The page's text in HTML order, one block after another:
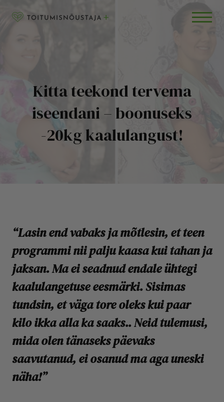
Kitta teekond tervema
iseendani – boonuseks
-20kg kaalulangust!
“Lasin end vabaks ja mõtlesin, et teen
programmi nii palju kaasa kui tahan ja
jaksan. Ma ei seadnud endale ühtegi
kaalulangetuse eesmärki. Sisimas
tundsin, et väga tore oleks kui paar
kilo ikka alla ka saaks.. Neid tulemusi,
mida olen tänaseks päevaks
saavutanud, ei osanud ma aga uneski
näha!”